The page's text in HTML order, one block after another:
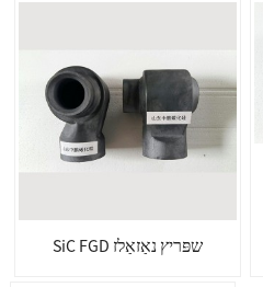
SiC FGD שפּריץ נאַזאַלז